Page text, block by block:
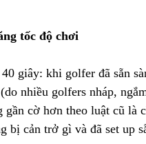
tốc độ chơi
giây: khi golfer đã sẵn
nhiều golfers nháp,
gần cờ hơn theo luật cũ là
bị cản trở gì và đã set up